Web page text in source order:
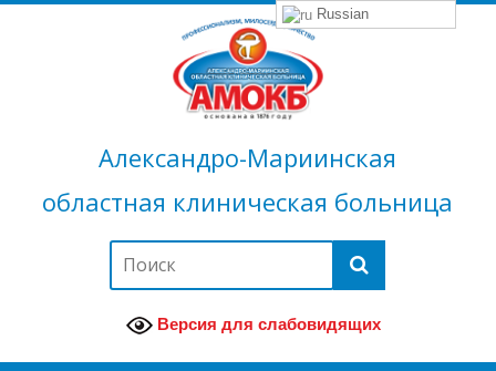
Александро-Мариинская
областная клиническая больница
Версия для слабовидящих
Russian